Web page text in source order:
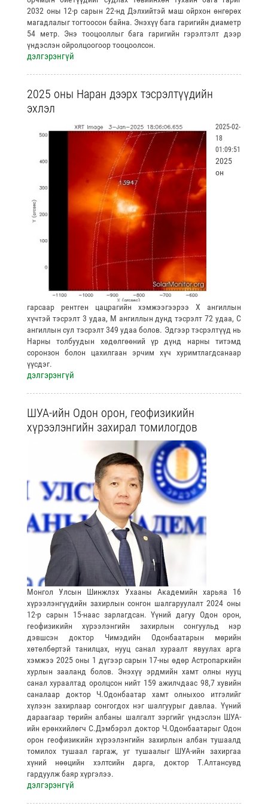
2032 оны 12-р сарын 22-нд Дэлхийтэй маш ойрхон өнгөрөх
магадлалыг тогтоосон байна. Энэхүү бага гаригийн диаметр
54 метр. Энэ тооцооллыг бага гаригийн гэрэлтэлт дээр
үндэслэн ойролцоогоор тооцоолсон.
дэлгэрэнгүй
2025 оны Наран дээрх тэсрэлтүүдийн
эхлэл
2025-02-
18
01:09:51
2025
он
гарсаар рентген цацрагийн хэмжээгээрээ Х ангиллын
хүчтэй тэсрэлт 3 удаа, М ангиллын дунд тэсрэлт 72 удаа, С
ангиллын сул тэсрэлт 349 удаа болов. Эдгээр тэсрэлтүүд нь
Нарны толбуудын хөдөлгөөний үр дүнд нарны титэмд
соронзон болон цахилгаан эрчим хүч хуримтлагдсанаар
үүсдэг.
дэлгэрэнгүй
ШУА-ийн Одон орон, геофизикийн
хүрээлэнгийн захирал томилогдов
Монгол Улсын Шинжлэх Ухааны Академийн харьяа 16
хүрээлэнгүүдийн захирлын сонгон шалгаруулалт 2024 оны
12-р сарын 15-наас зарлагдсан. Үүний дагуу Одон орон,
геофизикийн хүрээлэнгийн захирлын сонгуульд нэр
дэвшсэн доктор Чимэдийн Одонбаатарын мөрийн
хөтөлбөртэй танилцах, нууц санал хураалт явуулах арга
хэмжээ 2025 оны 1 дүгээр сарын 17-ны өдөр Астропаркийн
хурлын зааланд болов. Энэхүү эрдмийн хамт олны нууц
санал хураалтад оролцсон нийт 159 ажилчдаас 98,7 хувийн
саналаар доктор Ч.Одонбаатар хамт олныхоо итгэлийг
хүлээн захирлаар сонгогдох нэг шалгуурыг давлаа. Үүний
дараагаар төрийн албаны шалгалт зэргийг үндэслэн ШУА-
ийн ерөнхийлөгч С.Дэмбэрэл доктор Ч.Одонбаатарыг Одон
орон геофизикийн хүрээлэнгийн захирлын албан тушаалд
томилох тушаал гаргаж, уг тушаалыг ШУА-ийн захиргаа
хүний нөөцийн хэлтсийн дарга, доктор Т.Алтансувд
гардуулж баяр хүргэлээ.
дэлгэрэнгүй